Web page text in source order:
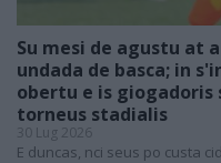
Su mesi de agustu at
undada de basca; in
obertu e is giogadoris
torneus stadialis
30 Lug 2026
E duncas, nci seus po custa